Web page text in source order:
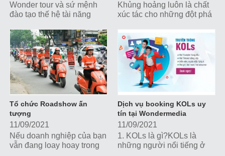
Wonder tour và sứ mệnh
đào tạo thế hệ tài năng
động đến mọi mặt của nền
kinh tế, nhưng nghiêm
trọng nhất...
Khủng hoảng luôn là chất
xúc tác cho những đột phá
là thời gian vàng để...
Tổ chức Roadshow ấn
tượng
11/09/2021
Nếu doanh nghiệp của bạn
vẫn đang loay hoay trong
Dịch vụ booking KOLs uy
tín tại Wondermedia
11/09/2021
1. KOLs là gì?KOLs là
những người nổi tiếng ở